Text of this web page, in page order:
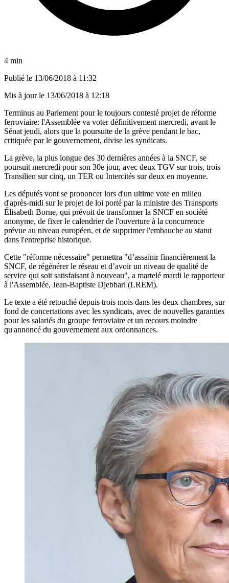
4 min
Publié le 13/06/2018 à 11:32
Mis à jour le 13/06/2018 à 12:18
Terminus au Parlement pour le toujours contesté projet de réforme
ferroviaire: l'Assemblée va voter définitivement mercredi, avant le
Sénat jeudi, alors que la poursuite de la grève pendant le bac,
critiquée par le gouvernement, divise les syndicats.
La grève, la plus longue des 30 dernières années à la SNCF, se
poursuit mercredi pour son 30e jour, avec deux TGV sur trois, trois
Transilien sur cinq, un TER ou Intercités sur deux en moyenne.
Les députés vont se prononcer lors d'un ultime vote en milieu
d'après-midi sur le projet de loi porté par la ministre des Transports
Élisabeth Borne, qui prévoit de transformer la SNCF en société
anonyme, de fixer le calendrier de l'ouverture à la concurrence
prévue au niveau européen, et de supprimer l'embauche au statut
dans l'entreprise historique.
Cette "réforme nécessaire" permettra "d’assainir financièrement la
SNCF, de régénérer le réseau et d’avoir un niveau de qualité de
service qui soit satisfaisant à nouveau", a martelé mardi le rapporteur
à l'Assemblée, Jean-Baptiste Djebbari (LREM).
Le texte a été retouché depuis trois mois dans les deux chambres, sur
fond de concertations avec les syndicats, avec de nouvelles garanties
pour les salariés du groupe ferroviaire et un recours moindre
qu'annoncé du gouvernement aux ordonnances.